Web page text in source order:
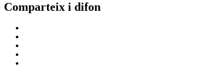
Comparteix i difon